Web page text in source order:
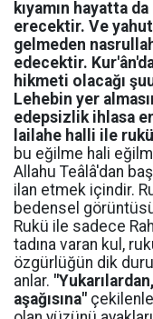
kıyamın hayatta
erecektir. Ve
gelmeden
edecektir.
hikmeti olacağı
Lehebin yer
edepsizlik ihlasa
lailahe halli ile
bu eğilme hali
Allahu Teâlâ'dan
ilan etmek içindir.
bedensel
Rukü ile sadece
tadına varan kul,
özgürlüğün dik
anlar.
aşağısına"